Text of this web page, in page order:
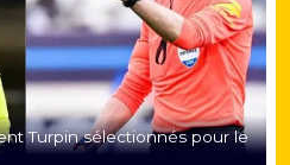
Turpin sélectionnés pour le